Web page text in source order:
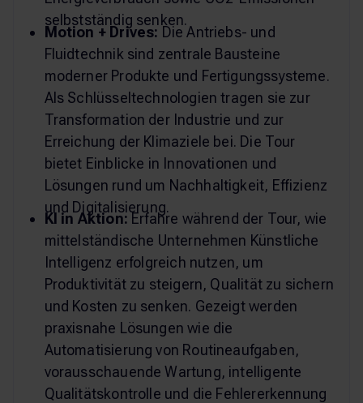
selbstständig senken.
Motion + Drives: Die Antriebs- und
Fluidtechnik sind zentrale Bausteine
moderner Produkte und Fertigungssysteme.
Als Schlüsseltechnologien tragen sie zur
Transformation der Industrie und zur
Erreichung der Klimaziele bei. Die Tour
bietet Einblicke in Innovationen und
Lösungen rund um Nachhaltigkeit, Effizienz
und Digitalisierung.
KI in Aktion: Erfahre während der Tour, wie
mittelständische Unternehmen Künstliche
Intelligenz erfolgreich nutzen, um
Produktivität zu steigern, Qualität zu sichern
und Kosten zu senken. Gezeigt werden
praxisnahe Lösungen wie die
Automatisierung von Routineaufgaben,
vorausschauende Wartung, intelligente
Qualitätskontrolle und die Fehlererkennung